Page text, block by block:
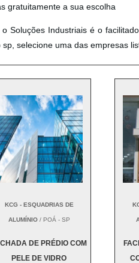
gratuitamente a sua escolha
Soluções Industriais é o
selecione uma das empresas
KCG - ESQUADRIAS DE
ALUMÍNIO/ POÁ - SP
DE PRÉDIO COM
PELE DE VIDRO